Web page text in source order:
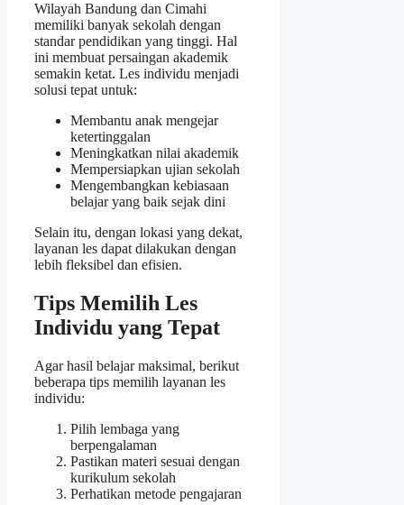
Wilayah Bandung dan Cimahi
memiliki banyak sekolah dengan
standar pendidikan yang tinggi. Hal
ini membuat persaingan akademik
semakin ketat. Les individu menjadi
solusi tepat untuk:
Membantu anak mengejar
ketertinggalan
Meningkatkan nilai akademik
Mempersiapkan ujian sekolah
Mengembangkan kebiasaan
belajar yang baik sejak dini
Selain itu, dengan lokasi yang dekat,
layanan les dapat dilakukan dengan
lebih fleksibel dan efisien.
Tips Memilih Les
Individu yang Tepat
Agar hasil belajar maksimal, berikut
beberapa tips memilih layanan les
individu:
Pilih lembaga yang
berpengalaman
Pastikan materi sesuai dengan
kurikulum sekolah
Perhatikan metode pengajaran